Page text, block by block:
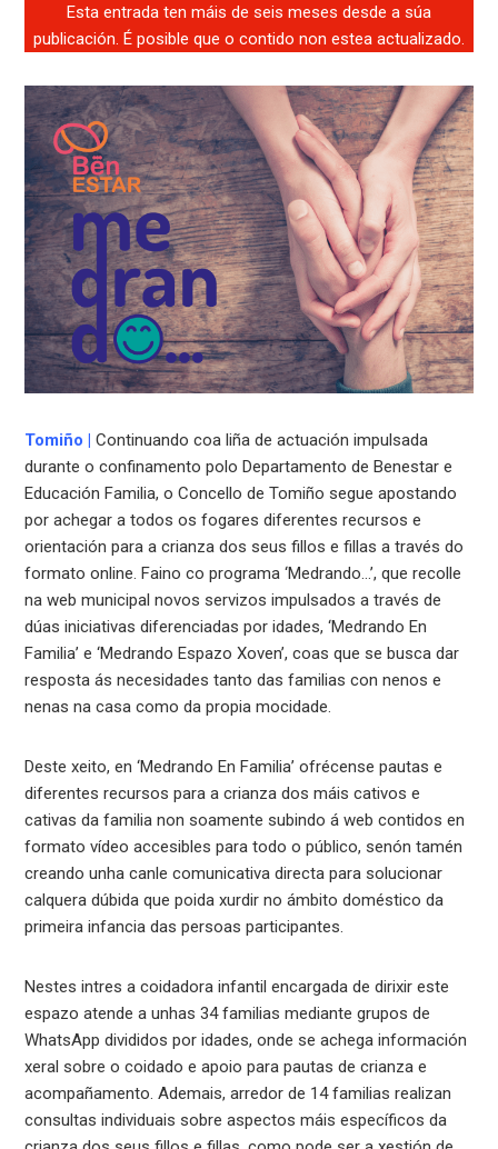
Esta entrada ten máis de seis meses desde a súa
publicación. É posible que o contido non estea actualizado.
Tomiño | Continuando coa liña de actuación impulsada
durante o confinamento polo Departamento de Benestar e
Educación Familia, o Concello de Tomiño segue apostando
por achegar a todos os fogares diferentes recursos e
orientación para a crianza dos seus fillos e fillas a través do
formato online. Faino co programa ‘Medrando…’, que recolle
na web municipal novos servizos impulsados a través de
dúas iniciativas diferenciadas por idades, ‘Medrando En
Familia’ e ‘Medrando Espazo Xoven’, coas que se busca dar
resposta ás necesidades tanto das familias con nenos e
nenas na casa como da propia mocidade.
Deste xeito, en ‘Medrando En Familia’ ofrécense pautas e
diferentes recursos para a crianza dos máis cativos e
cativas da familia non soamente subindo á web contidos en
formato vídeo accesibles para todo o público, senón tamén
creando unha canle comunicativa directa para solucionar
calquera dúbida que poida xurdir no ámbito doméstico da
primeira infancia das persoas participantes.
Nestes intres a coidadora infantil encargada de dirixir este
espazo atende a unhas 34 familias mediante grupos de
WhatsApp divididos por idades, onde se achega información
xeral sobre o coidado e apoio para pautas de crianza e
acompañamento. Ademais, arredor de 14 familias realizan
consultas individuais sobre aspectos máis específicos da